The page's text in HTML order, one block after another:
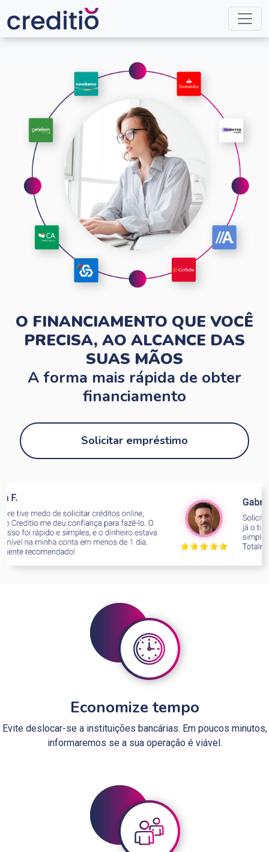
O FINANCIAMENTO QUE VOCÊ
PRECISA, AO ALCANCE DAS
SUAS MÃOS
A forma mais rápida de obter
financiamento
Solicitar empréstimo
Economize tempo
Evite deslocar-se a instituições bancárias. Em poucos minutos,
informaremos se a sua operação é viável.